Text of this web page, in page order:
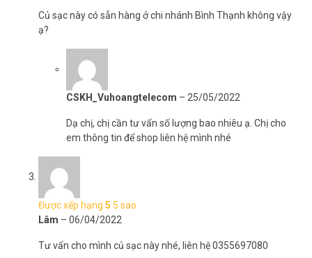
Đặt hàng Online ngay củ sạc Fangxin WRP2E-050200U xin vui lòng
liên hệ HOTLINE 1900 9259 để được hỗ trợ nhanh nhất. Tham khảo
thêm thông tin tại Facebook Vuhoangtelecom
Củ sạc này có sẵn hàng ở chi nhánh Bình Thạnh không vậy
ạ?
CSKH_Vuhoangtelecom – 25/05/2022
Dạ chị, chị cần tư vấn số lượng bao nhiêu ạ. Chị cho
em thông tin để shop liên hệ mình nhé
Được xếp hạng 5 5 sao
Lâm – 06/04/2022
Tư vấn cho mình củ sạc này nhé, liên hệ 0355697080